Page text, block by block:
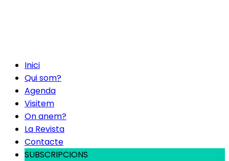
Inici
Qui som?
Agenda
Visitem
On anem?
La Revista
Contacte
SUBSCRIPCIONS